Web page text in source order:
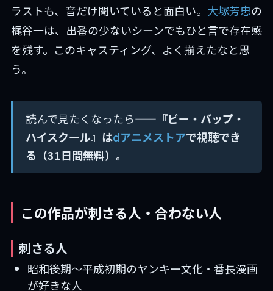
ラストも、音だけ聞いていると面白い。 大塚芳忠の
梶谷一は、出番の少ないシーンでもひと言で存在感
を残す。このキャスティング、よく揃えたなと思
う。
読んで見たくなったら—— 『ビー・バップ・
ハイスクール』はdアニメストアで視聴でき
る（31日間無料）。
この作品が刺さる人・合わない人
刺さる人
昭和後期〜平成初期のヤンキー文化・番長漫画
が好きな人